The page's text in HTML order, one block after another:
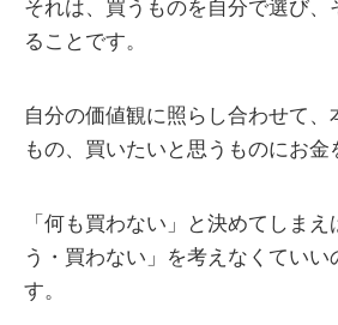
それは、買うものを自分で選び、
ることです。
自分の価値観に照らし合わせて、
もの、買いたいと思うものにお金
「何も買わない」と決めてしま
う・買わない」を考えなくてい
す。